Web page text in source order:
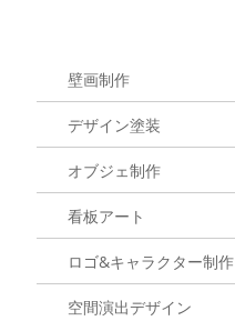
壁画制作
デザイン塗装
オブジェ制作
看板アート
ロゴ&キャラクター制作
空間演出デザイン